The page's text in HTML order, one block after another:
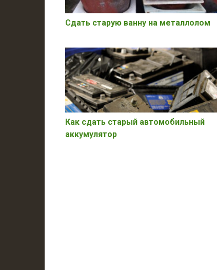
Сдать старую ванну на металлолом
Как сдать старый автомобильный
аккумулятор